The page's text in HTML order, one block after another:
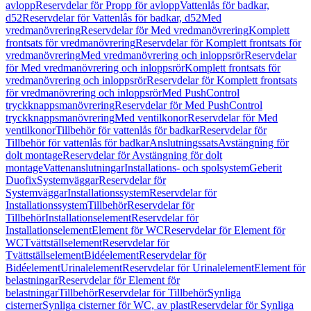
avloppReservdelar för Propp för avloppVattenlås för badkar,
d52Reservdelar för Vattenlås för badkar, d52Med
vredmanövreringReservdelar för Med vredmanövreringKomplett
frontsats för vredmanövreringReservdelar för Komplett frontsats för
vredmanövreringMed vredmanövrering och inloppsrörReservdelar
för Med vredmanövrering och inloppsrörKomplett frontsats för
vredmanövrering och inloppsrörReservdelar för Komplett frontsats
för vredmanövrering och inloppsrörMed PushControl
tryckknappsmanövreringReservdelar för Med PushControl
tryckknappsmanövreringMed ventilkonorReservdelar för Med
ventilkonorTillbehör för vattenlås för badkarReservdelar för
Tillbehör för vattenlås för badkarAnslutningssatsAvstängning för
dolt montageReservdelar för Avstängning för dolt
montageVattenanslutningarInstallations- och spolsystemGeberit
DuofixSystemväggarReservdelar för
SystemväggarInstallationssystemReservdelar för
InstallationssystemTillbehörReservdelar för
TillbehörInstallationselementReservdelar för
InstallationselementElement för WCReservdelar för Element för
WCTvättställselementReservdelar för
TvättställselementBidéelementReservdelar för
BidéelementUrinalelementReservdelar för UrinalelementElement för
belastningarReservdelar för Element för
belastningarTillbehörReservdelar för TillbehörSynliga
cisternerSynliga cisterner för WC, av plastReservdelar för Synliga